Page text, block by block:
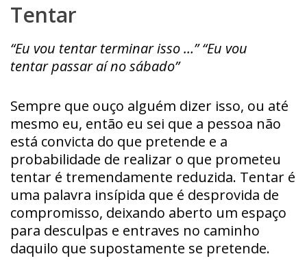
Tentar
“Eu vou tentar terminar isso …” “Eu vou
tentar passar aí no sábado”
Sempre que ouço alguém dizer isso, ou até
mesmo eu, então eu sei que a pessoa não
está convicta do que pretende e a
probabilidade de realizar o que prometeu
tentar é tremendamente reduzida. Tentar é
uma palavra insípida que é desprovida de
compromisso, deixando aberto um espaço
para desculpas e entraves no caminho
daquilo que supostamente se pretende.